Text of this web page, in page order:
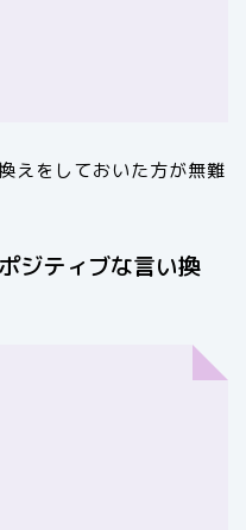
えをしておいた方が無難
ジティブな言い換